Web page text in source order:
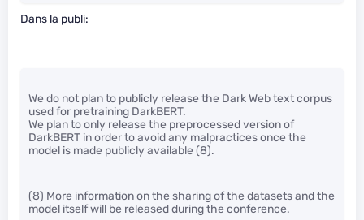
Dans la publi:
We do not plan to publicly release the Dark Web text corpus
used for pretraining DarkBERT.
We plan to only release the preprocessed version of
DarkBERT in order to avoid any malpractices once the
model is made publicly available (8).
(8) More information on the sharing of the datasets and the
model itself will be released during the conference.